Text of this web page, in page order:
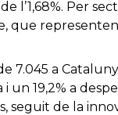
l’1,68%. Per
que
7.045 a
un 19,2% a
seguit de la